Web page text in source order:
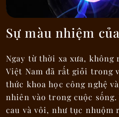
Sự màu nhiệm
Ngay từ thời xa xưa, không
Việt Nam đã rất giỏi trong
thức khoa học công nghệ
nhiên vào trong cuộc
cau và vôi, như tục nhuộm